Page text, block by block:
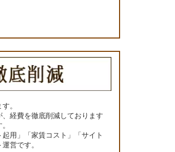
。
経費を徹底削減しております
用」「家賃コスト」「サイト
営です。